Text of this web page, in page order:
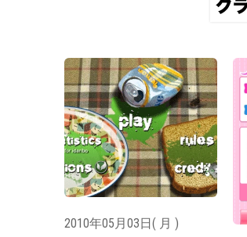
2010年05月03日( 月 )